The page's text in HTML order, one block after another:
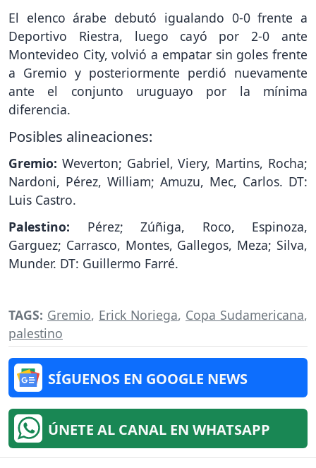
El elenco árabe debutó igualando 0-0 frente a
Deportivo Riestra, luego cayó por 2-0 ante
Montevideo City, volvió a empatar sin goles frente
a Gremio y posteriormente perdió nuevamente
ante el conjunto uruguayo por la mínima
diferencia.
Posibles alineaciones:
Gremio: Weverton; Gabriel, Viery, Martins, Rocha;
Nardoni, Pérez, William; Amuzu, Mec, Carlos. DT:
Luis Castro.
Palestino: Pérez; Zúñiga, Roco, Espinoza,
Garguez; Carrasco, Montes, Gallegos, Meza; Silva,
Munder. DT: Guillermo Farré.
TAGS: Gremio, Erick Noriega, Copa Sudamericana,
palestino
SÍGUENOS EN GOOGLE NEWS
ÚNETE AL CANAL EN WHATSAPP